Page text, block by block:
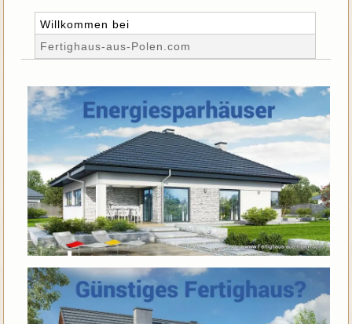
Willkommen bei
Fertighaus-aus-Polen.com